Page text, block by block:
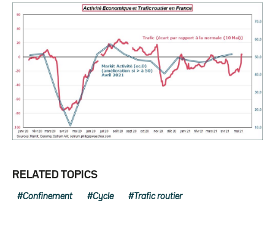
RELATED TOPICS
Confinement Cycle Trafic routier